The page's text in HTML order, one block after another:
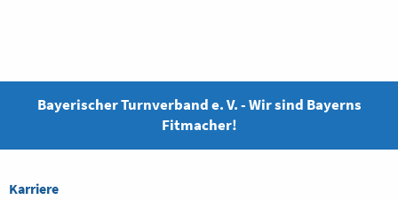
Bayerischer Turnverband e. V. - Wir sind Bayerns
Fitmacher!
Karriere